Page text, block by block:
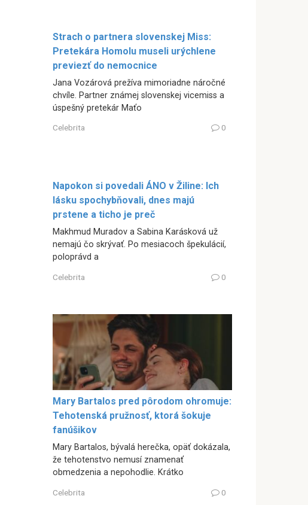
Strach o partnera slovenskej Miss:
Pretekára Homolu museli urýchlene
previezť do nemocnice
Jana Vozárová prežíva mimoriadne náročné
chvíle. Partner známej slovenskej vicemiss a
úspešný pretekár Maťo
Celebrita 0
Napokon si povedali ÁNO v Žiline: Ich
lásku spochybňovali, dnes majú
prstene a ticho je preč
Makhmud Muradov a Sabina Karásková už
nemajú čo skrývať. Po mesiacoch špekulácií,
poloprávd a
Celebrita 0
Mary Bartalos pred pôrodom ohromuje:
Tehotenská pružnosť, ktorá šokuje
fanúšikov
Mary Bartalos, bývalá herečka, opäť dokázala,
že tehotenstvo nemusí znamenať
obmedzenia a nepohodlie. Krátko
Celebrita 0